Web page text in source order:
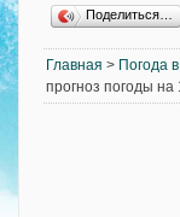
Поделиться…
Главная > Погода
прогноз погоды на